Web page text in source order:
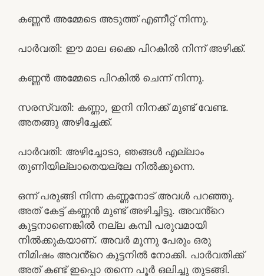
കണ്ണൻ അമ്മേടെ അടുത്ത് എണീറ്റ് നിന്നു.
പാർവതി: ഈ മാല ഒക്കെ പിറകിൽ നിന്ന് അഴിക്ക്.
കണ്ണൻ അമ്മേടെ പിറകിൽ ചെന്ന് നിന്നു.
സരസ്വതി: കണ്ണാ, ഇനി നിനക്ക് മുണ്ട് വേണ്ട.
അതങ്ങു അഴിച്ചേക്ക്.
പാർവതി: അഴിച്ചോടാ, ഞങ്ങൾ എല്ലാം
തുണിയില്ലാതെയല്ലേ നിൽക്കുന്നെ.
ഒന്ന് പരുങ്ങി നിന്ന കണ്ണനോട് അവൾ പറഞ്ഞു.
അത് കേട്ട് കണ്ണൻ മുണ്ട് അഴിച്ചിട്ടു. അവൻ്റെ
കുട്ടനാണെങ്കിൽ നല്ല കമ്പി പരുവമായി
നിൽക്കുകയാണ്. അവർ മൂന്നു പേരും ഒരു
നിമിഷം അവൻ്റെ കുട്ടനിൽ നോക്കി. പാർവതിക്ക്
അത് കണ്ട് ഇപ്പൊ തന്നെ പൂർ ഒലിച്ചു തുടങ്ങി.